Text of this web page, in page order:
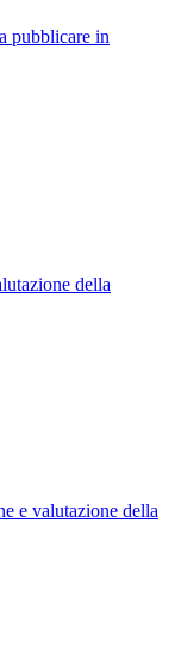
pubblicare in
della
e valutazione della